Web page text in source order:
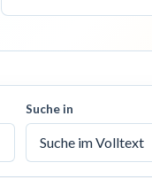
Suche in